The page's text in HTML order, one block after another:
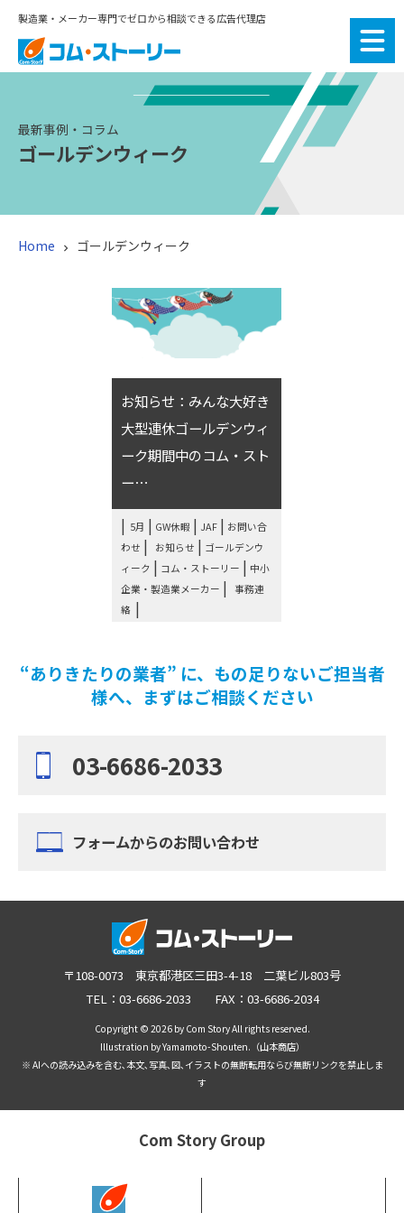
製造業・メーカー専門でゼロから相談できる広告代理店
最新事例・コラム
ゴールデンウィーク
Home  ゴールデンウィーク
お知らせ：みんな大好き
大型連休ゴールデンウィ
ーク期間中のコム・スト
ー⋯
5月 | GW休暇 | JAF | お問い合
わせ | お知らせ | ゴールデンウ
ィーク | コム・ストーリー | 中小
企業・製造業メーカー |
事務連
絡
“ありきたりの業者” に、もの足りないご担当者
様へ、まずはご相談ください
03-6686-2033
フォームからのお問い合わせ
〒108-0073 東京都港区三田3-4-18 二葉ビル803号
TEL：03-6686-2033 FAX：03-6686-2034
Copyright © 2026 by Com Story All rights reserved.
Illustration by Yamamoto-Shouten.（山本商店）
※ AIへの読み込みを含む､本文､写真､図､イラストの無断転用ならび無断リンクを禁止しま
す
Com Story Group